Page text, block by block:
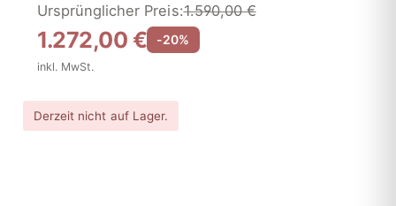
1.272,00 €
Ursprünglicher Preis:1.590,00 €
-20%
inkl. MwSt.
Derzeit nicht auf Lager.